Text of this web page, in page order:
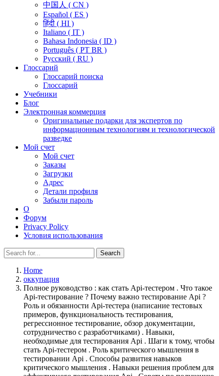
中国人 ( CN )
Español ( ES )
हिंदी ( HI )
Italiano ( IT )
Bahasa Indonesia ( ID )
Português ( PT BR )
Pусский ( RU )
Глоссарий
Глоссарий поиска
Глоссарий
Учебники
Блог
Электронная коммерция
Оригинальные подарки для экспертов по
информационным технологиям и технологической
разведке
Мой счет
Мой счет
Заказы
Загрузки
Адрес
Детали профиля
Забыли пароль
О
Форум
Privacy Policy
Условия использования
Search
Search
for:
Home
оккупация
Полное руководство : как стать Api-тестером . Что такое
Api-тестирование ? Почему важно тестирование Api ?
Роль и обязанности Api-тестера (написание тестовых
примеров, функциональность тестирования,
регрессионное тестирование, обзор документации,
сотрудничество с разработчиками) . Навыки,
необходимые для тестирования Api . Шаги к тому, чтобы
стать Api-тестером . Роль критического мышления в
тестировании Api . Способы развития навыков
критического мышления . Навыки решения проблем для